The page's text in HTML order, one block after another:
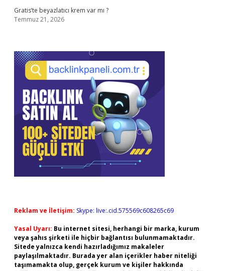
Gratis’te beyazlatıcı krem var mı ?
Temmuz 21, 2026
Reklam ve İletişim: Skype: live:.cid.575569c608265c69
Yasal Uyarı: Bu internet sitesi, herhangi bir marka, kurum
veya şahıs şirketi ile hiçbir bağlantısı bulunmamaktadır.
Sitede yalnızca kendi hazırladığımız makaleler
paylaşılmaktadır. Burada yer alan içerikler haber niteliği
taşımamakta olup, gerçek kurum ve kişiler hakkında